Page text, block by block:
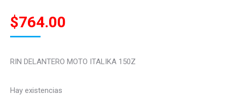
$764.00
RIN DELANTERO MOTO ITALIKA 150Z
Hay existencias